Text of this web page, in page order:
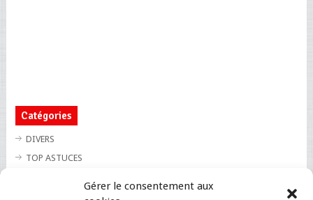
Gérer le consentement aux
Catégories
DIVERS
TOP ASTUCES